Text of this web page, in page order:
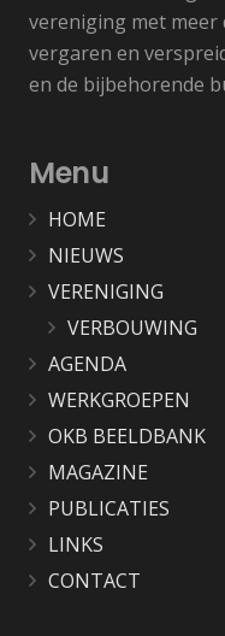
vereniging met meer
vergaren en
en de bijbehorende
Menu
HOME
NIEUWS
VERENIGING
VERBOUWING
AGENDA
WERKGROEPEN
OKB BEELDBANK
MAGAZINE
PUBLICATIES
LINKS
CONTACT